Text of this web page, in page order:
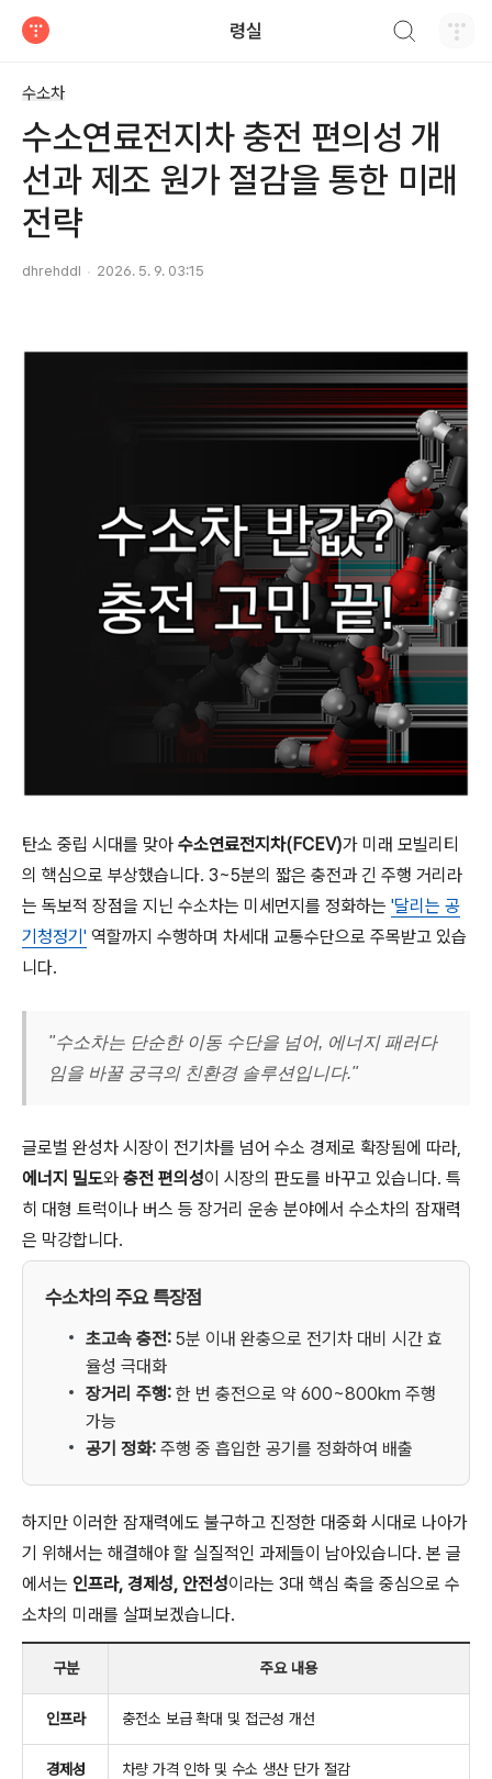
령실
수소차
수소연료전지차 충전 편의성 개
선과 제조 원가 절감을 통한 미래
전략
dhrehddl 2026. 5. 9. 03:15
탄소 중립 시대를 맞아 수소연료전지차(FCEV)가 미래 모빌리티
의 핵심으로 부상했습니다. 3~5분의 짧은 충전과 긴 주행 거리라
는 독보적 장점을 지닌 수소차는 미세먼지를 정화하는 '달리는 공
기청정기' 역할까지 수행하며 차세대 교통수단으로 주목받고 있습
니다.
"수소차는 단순한 이동 수단을 넘어, 에너지 패러다
임을 바꿀 궁극의 친환경 솔루션입니다."
글로벌 완성차 시장이 전기차를 넘어 수소 경제로 확장됨에 따라,
에너지 밀도와 충전 편의성이 시장의 판도를 바꾸고 있습니다. 특
히 대형 트럭이나 버스 등 장거리 운송 분야에서 수소차의 잠재력
은 막강합니다.
수소차의 주요 특장점
초고속 충전: 5분 이내 완충으로 전기차 대비 시간 효
율성 극대화
장거리 주행: 한 번 충전으로 약 600~800km 주행
가능
공기 정화: 주행 중 흡입한 공기를 정화하여 배출
하지만 이러한 잠재력에도 불구하고 진정한 대중화 시대로 나아가
기 위해서는 해결해야 할 실질적인 과제들이 남아있습니다. 본 글
에서는 인프라, 경제성, 안전성이라는 3대 핵심 축을 중심으로 수
소차의 미래를 살펴보겠습니다.
구분 주요 내용
인프라 충전소 보급 확대 및 접근성 개선
경제성 차량 가격 인하 및 수소 생산 단가 절감